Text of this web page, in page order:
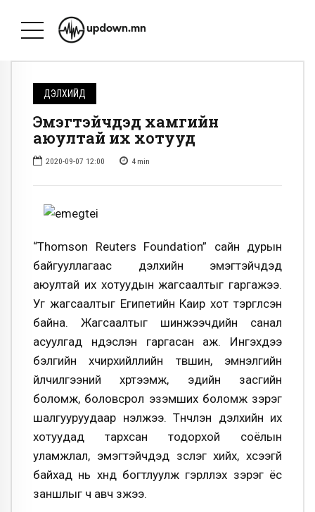
ДЭЛХИЙД
Эмэгтэйчүүдэд хамгийн
аюултай их хотууд
2020-09-07 12:00 4 min
“Thomson Reuters Foundation” сайн дурын
байгууллагаас дэлхийн эмэгтэйчүүдэд
аюултай их хотуудын жагсаалтыг гаргажээ.
Уг жагсаалтыг Египетийн Каир хот тэргүүлсэн
байна. Жагсаалтыг шинжээчдийн санал
асуулгад үндэслэн гаргасан аж. Ингэхдээ
бэлгийн хүчирхийллийн түвшин, эмнэлгийн
үйлчилгээний хүртээмж, эдийн засгийн
боломж, боловсрол эзэмших боломж зэрэг
шалгууруудаар үнэлжээ. Түүнчлэн дэлхийн их
хотуудад тархсан тодорхой соёлын
уламжлал, эмэгтэйчүүдэд зүслэг хийх, хүсээгүй
байхад нь хүнд богтлуулж гэрлүүлэх зэрэг ёс
заншлыг ч авч үзжээ.